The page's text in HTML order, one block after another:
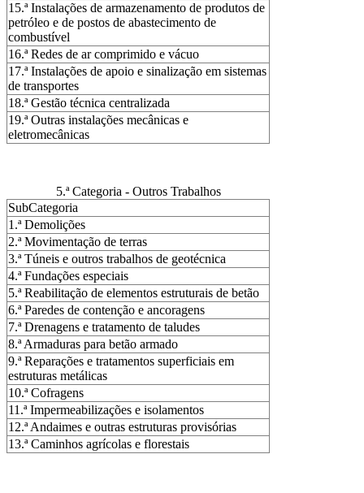
15.ª Instalações de armazenamento de produtos de
petróleo e de postos de abastecimento de
combustível
16.ª Redes de ar comprimido e vácuo
17.ª Instalações de apoio e sinalização em sistemas
de transportes
18.ª Gestão técnica centralizada
19.ª Outras instalações mecânicas e
eletromecânicas
5.ª Categoria - Outros Trabalhos
SubCategoria
1.ª Demolições
2.ª Movimentação de terras
3.ª Túneis e outros trabalhos de geotécnica
4.ª Fundações especiais
5.ª Reabilitação de elementos estruturais de betão
6.ª Paredes de contenção e ancoragens
7.ª Drenagens e tratamento de taludes
8.ª Armaduras para betão armado
9.ª Reparações e tratamentos superficiais em
estruturas metálicas
10.ª Cofragens
11.ª Impermeabilizações e isolamentos
12.ª Andaimes e outras estruturas provisórias
13.ª Caminhos agrícolas e florestais